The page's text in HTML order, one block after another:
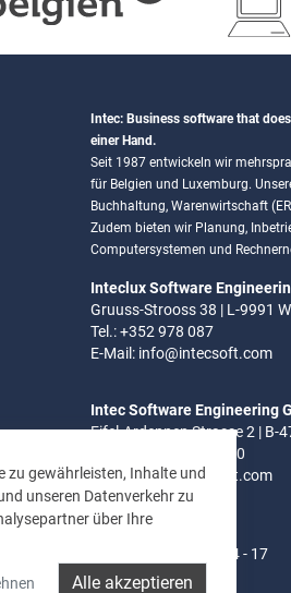
zu gewährleisten, Inhalte und
unseren Datenverkehr zu
über Ihre
Alle akzeptieren
Intec: Business software that
einer Hand.
Seit 1987 entwickeln wir
für Belgien und Luxemburg.
Buchhaltung, Warenwirtschaft
Zudem bieten wir Planung,
Computersystemen und
Inteclux Software
Gruuss-Strooss 38 | L-9991
Tel.: +352 978 087
E-Mail: info@intecsoft.com
Intec Software Engineering
Eifel-Ardennen Strasse 2 | B-
Tel.: +32 (0)80 280 080
E-Mail:info@intecsoft.com
Mo - Do: 8 - 12 Uhr | 14 - 17
Uhr